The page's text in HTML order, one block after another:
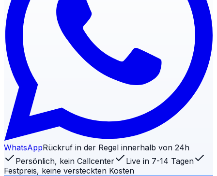
WhatsAppRückruf in der Regel innerhalb von 24h
Persönlich, kein Callcenter
Live in 7-14 Tagen
Festpreis, keine versteckten Kosten